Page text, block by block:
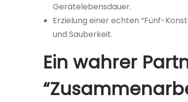
Gerätelebensdauer.
Erzielung einer echten “Fünf-
und Sauberkeit.
Ein wahrer